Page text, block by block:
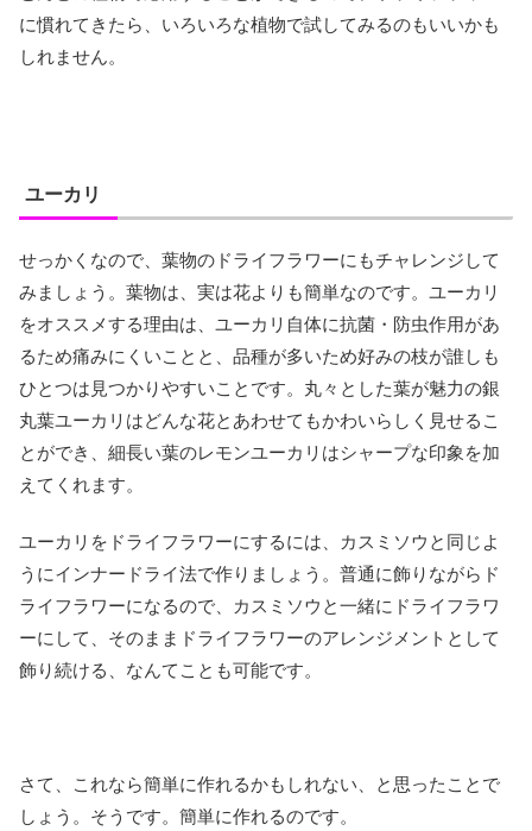
に慣れてきたら、いろいろな植物で試してみるのもいいかも
しれません。
ユーカリ
せっかくなので、葉物のドライフラワーにもチャレンジして
みましょう。葉物は、実は花よりも簡単なのです。ユーカリ
をオススメする理由は、ユーカリ自体に抗菌・防虫作用があ
るため痛みにくいことと、品種が多いため好みの枝が誰しも
ひとつは見つかりやすいことです。丸々とした葉が魅力の銀
丸葉ユーカリはどんな花とあわせてもかわいらしく見せるこ
とができ、細長い葉のレモンユーカリはシャープな印象を加
えてくれます。
ユーカリをドライフラワーにするには、カスミソウと同じよ
うにインナードライ法で作りましょう。普通に飾りながらド
ライフラワーになるので、カスミソウと一緒にドライフラワ
ーにして、そのままドライフラワーのアレンジメントとして
飾り続ける、なんてことも可能です。
さて、これなら簡単に作れるかもしれない、と思ったことで
しょう。そうです。簡単に作れるのです。